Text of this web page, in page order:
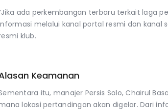
ada perkembangan terbaru terkait laga
melalui kanal portal resmi dan kanal
klub.
Keamanan
itu, manajer Persis Solo, Chairul
lokasi pertandingan akan digelar. Dari